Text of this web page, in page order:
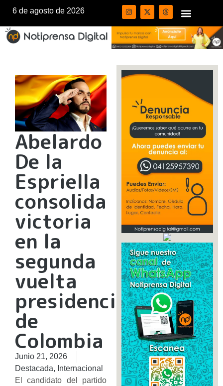
6 de agosto de 2026
Abelardo
De la
Espriella
consolida
victoria
en la
segunda
vuelta
presidencial
de
Colombia
Junio 21, 2026
Destacada, Internacional
​El candidato del partido